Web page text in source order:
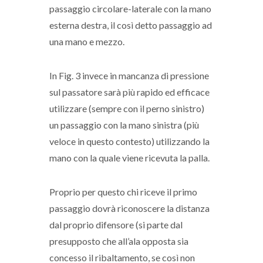
passaggio circolare-laterale con la mano
esterna destra, il così detto passaggio ad
una mano e mezzo.
In Fig. 3 invece in mancanza di pressione
sul passatore sarà più rapido ed efficace
utilizzare (sempre con il perno sinistro)
un passaggio con la mano sinistra (più
veloce in questo contesto) utilizzando la
mano con la quale viene ricevuta la palla.
Proprio per questo chi riceve il primo
passaggio dovrà riconoscere la distanza
dal proprio difensore (si parte dal
presupposto che all’ala opposta sia
concesso il ribaltamento, se così non